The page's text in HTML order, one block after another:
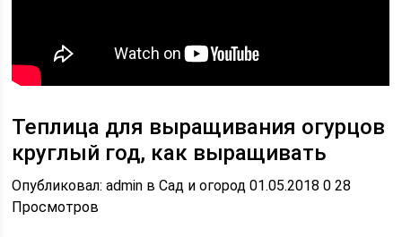
Теплица для выращивания огурцов
круглый год, как выращивать
Опубликовал: admin в Сад и огород 01.05.2018 0 28
Просмотров